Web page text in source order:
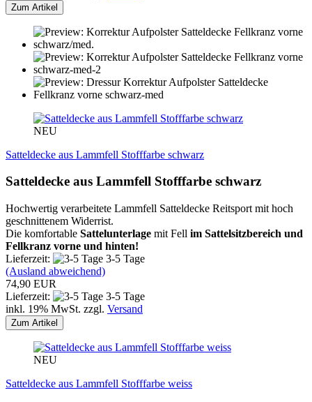
Zum Artikel
NEU
Satteldecke aus Lammfell Stofffarbe schwarz
Satteldecke aus Lammfell Stofffarbe schwarz
Hochwertig verarbeitete Lammfell Satteldecke Reitsport mit hoch
geschnittenem Widerrist.
Die komfortable Sattelunterlage mit Fell im Sattelsitzbereich und
Fellkranz vorne und hinten!
Lieferzeit:
3-5 Tage
(Ausland abweichend)
74,90 EUR
Lieferzeit:
3-5 Tage
inkl. 19% MwSt. zzgl. Versand
Zum Artikel
NEU
Satteldecke aus Lammfell Stofffarbe weiss